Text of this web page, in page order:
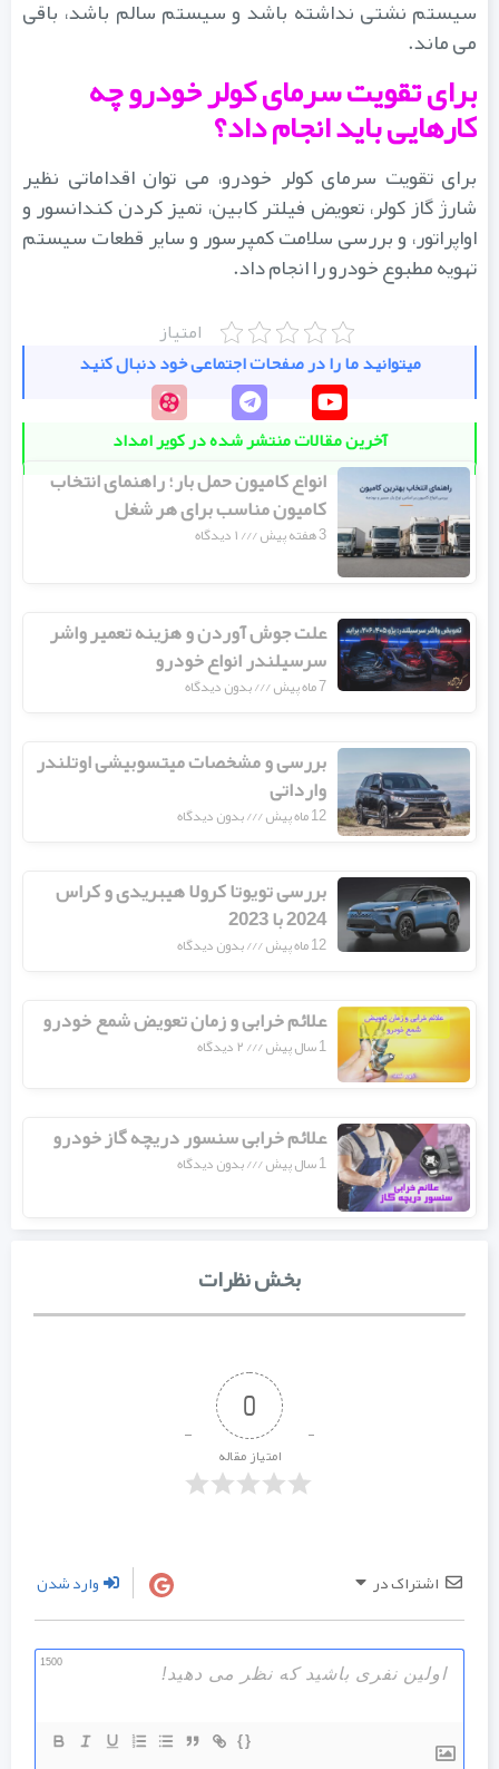
سیستم نشتی نداشته باشد و سیستم سالم باشد، باقی
می ماند.
برای تقویت سرمای کولر خودرو چه
کارهایی باید انجام داد؟
برای تقویت سرمای کولر خودرو، می توان اقداماتی نظیر
شارژ گاز کولر، تعویض فیلتر کابین، تمیز کردن کندانسور و
اواپراتور، و بررسی سلامت کمپرسور و سایر قطعات سیستم
تهویه مطبوع خودرو را انجام داد.
امتیاز
میتوانید ما را در صفحات اجتماعی خود دنبال کنید
آخرین مقالات منتشر شده در کویر امداد
انواع کامیون حمل بار؛ راهنمای انتخاب
کامیون مناسب برای هر شغل
3 هفته پیش ۱ دیدگاه
علت جوش آوردن و هزینه تعمیر واشر
سرسیلندر انواع خودرو
7 ماه پیش بدون دیدگاه
بررسی و مشخصات میتسوبیشی اوتلندر
وارداتی
12 ماه پیش بدون دیدگاه
بررسی تویوتا کرولا هیبریدی و کراس
2024 با 2023
12 ماه پیش بدون دیدگاه
علائم خرابی و زمان تعویض شمع خودرو
۲ دیدگاه
علائم خرابی سنسور دریچه گاز خودرو
1 سال پیش بدون دیدگاه
بخش نظرات
امتیاز مقاله
اشتراک در وارد شدن